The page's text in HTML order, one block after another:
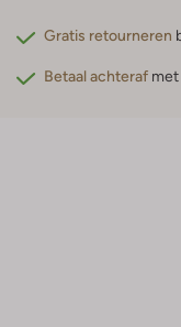
Gratis retourneren
Betaal achteraf met